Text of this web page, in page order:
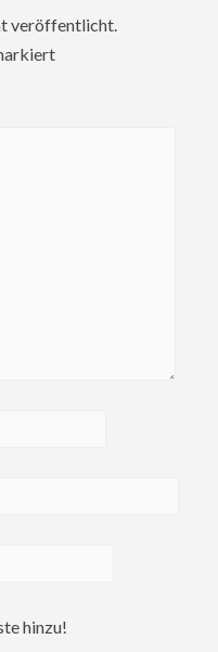
veröffentlicht.
hinzu!